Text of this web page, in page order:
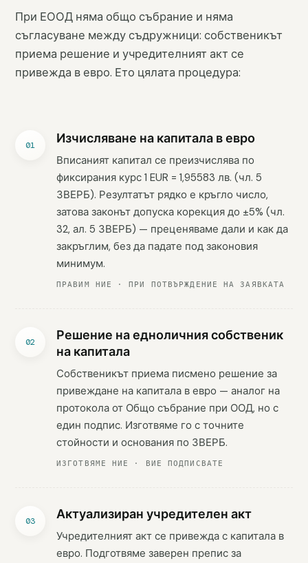
При ЕООД няма общо събрание и няма
съгласуване между съдружници: собственикът
приема решение и учредителният акт се
привежда в евро. Ето цялата процедура:
Изчисляване на капитала в евро
Вписаният капитал се преизчислява по
фиксирания курс 1 EUR = 1,95583 лв. (чл. 5
ЗВЕРБ). Резултатът рядко е кръгло число,
затова законът допуска корекция до ±5% (чл.
32, ал. 5 ЗВЕРБ) — преценяваме дали и как да
закръглим, без да падате под законовия
минимум.
ПРАВИМ НИЕ · ПРИ ПОТВЪРЖДЕНИЕ НА ЗАЯВКАТА
Решение на едноличния собственик
на капитала
Собственикът приема писмено решение за
привеждане на капитала в евро — аналог на
протокола от Общо събрание при ООД, но с
един подпис. Изготвяме го с точните
стойности и основания по ЗВЕРБ.
ИЗГОТВЯМЕ НИЕ · ВИЕ ПОДПИСВАТЕ
Актуализиран учредителен акт
Учредителният акт се привежда с капитала в
евро. Подготвяме заверен препис за